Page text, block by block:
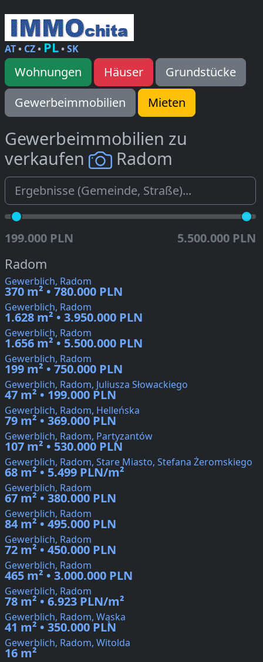
AT• CZ• PL•SK
Wohnungen Häuser
Grundstücke
Gewerbeimmobilien
Mieten
Gewerbeimmobilien zu
verkaufen
Radom
199.000 PLN 5.500.000 PLN
Radom
Gewerblich, Radom
370 m² • 780.000 PLN
Gewerblich, Radom
1.628 m² • 3.950.000 PLN
Gewerblich, Radom
1.656 m² • 5.500.000 PLN
Gewerblich, Radom
199 m² • 750.000 PLN
Gewerblich, Radom, Juliusza Słowackiego
47 m² • 199.000 PLN
Gewerblich, Radom, Helleńska
79 m² • 369.000 PLN
Gewerblich, Radom, Partyzantów
107 m² • 530.000 PLN
Gewerblich, Radom, Stare Miasto, Stefana Żeromskiego
68 m² • 5.499 PLN/m²
Gewerblich, Radom
67 m² • 380.000 PLN
Gewerblich, Radom
84 m² • 495.000 PLN
Gewerblich, Radom
72 m² • 450.000 PLN
Gewerblich, Radom
465 m² • 3.000.000 PLN
Gewerblich, Radom
78 m² • 6.923 PLN/m²
Gewerblich, Radom, Wąska
41 m² • 350.000 PLN
Gewerblich, Radom, Witolda
16 m²